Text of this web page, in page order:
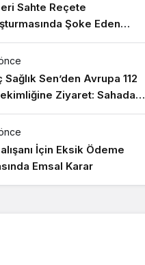
Sahte Reçete
Şoke Eden
Detayları
Sağlık Sen’den Avrupa 112
Ziyaret: Sahadaki
Masada
İçin Eksik Ödeme
Emsal Karar